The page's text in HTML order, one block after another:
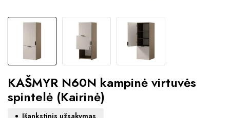
KAŠMYR N60N kampinė virtuvės
spintelė (Kairinė)
Išankstinis užsakymas